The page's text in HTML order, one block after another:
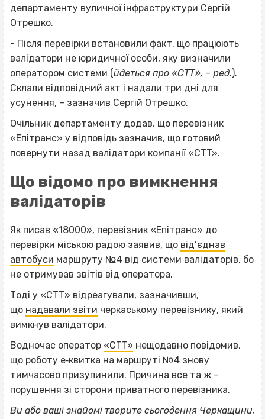
департаменту вуличної інфраструктури Сергій
Отрешко.
- Після перевірки встановили факт, що працюють
валідатори не юридичної особи, яку визначили
оператором системи (йдеться про «CTT», – ред.).
Склали відповідний акт і надали три дні для
усунення, – зазначив Сергій Отрешко.
Очільник департаменту додав, що перевізник
«Епітранс» у відповідь зазначив, що готовий
повернути назад валідатори компанії «CTT».
Що відомо про вимкнення
валідаторів
Як писав «18000», перевізник «Епітранс» до
перевірки міською радою заявив, що від’єднав
автобуси маршруту №4 від системи валідаторів, бо
не отримував звітів від оператора.
Тоді у «СТТ» відреагували, зазначивши,
що надавали звіти черкаському перевізнику, який
вимкнув валідатори.
Водночас оператор «CTT» нещодавно повідомив,
що роботу е‐квитка на маршруті №4 знову
тимчасово призупинили. Причина все та ж –
порушення зі сторони приватного перевізника.
Ви або ваші знайомі творите сьогодення Черкащини,